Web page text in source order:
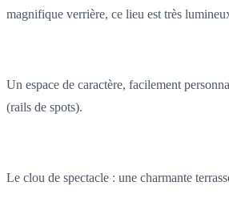
magnifique verrière, ce lieu est très
Un espace de caractère, facilement
(rails de spots).
Le clou de spectacle : une charmante